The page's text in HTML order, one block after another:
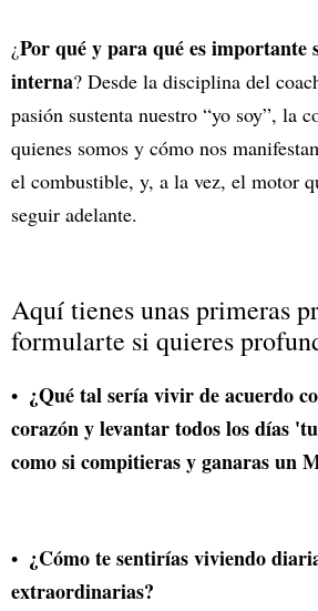
¿Por qué y para qué es importante
interna? Desde la disciplina del
pasión sustenta nuestro “yo soy”, la
quienes somos y cómo nos
el combustible, y, a la vez, el motor
seguir adelante.
Aquí tienes unas primeras
formularte si quieres
¿Qué tal sería vivir de acuerdo
corazón y levantar todos los días
como si compitieras y ganaras un
¿Cómo te sentirías viviendo
extraordinarias?